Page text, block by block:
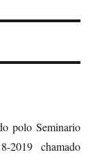
polo Seminario
2019 chamado